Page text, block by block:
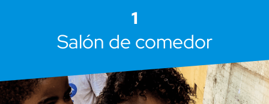
Salón de comedor
1